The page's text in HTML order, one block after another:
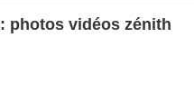
photos vidéos zénith